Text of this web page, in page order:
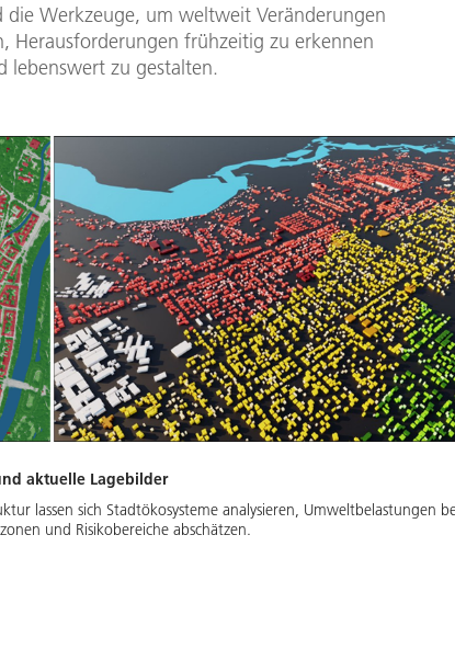
die Werkzeuge, um weltweit Veränderungen
Herausforderungen frühzeitig zu erkennen
lebenswert zu gestalten.
aktuelle Lagebilder
lassen sich Stadtökosysteme analysieren, Umweltbelastungen
und Risikobereiche abschätzen.